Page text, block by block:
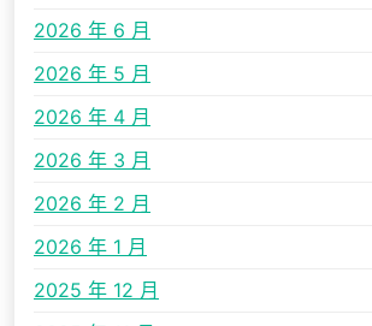
2026 年 6 月
2026 年 5 月
2026 年 4 月
2026 年 3 月
2026 年 2 月
2026 年 1 月
2025 年 12 月